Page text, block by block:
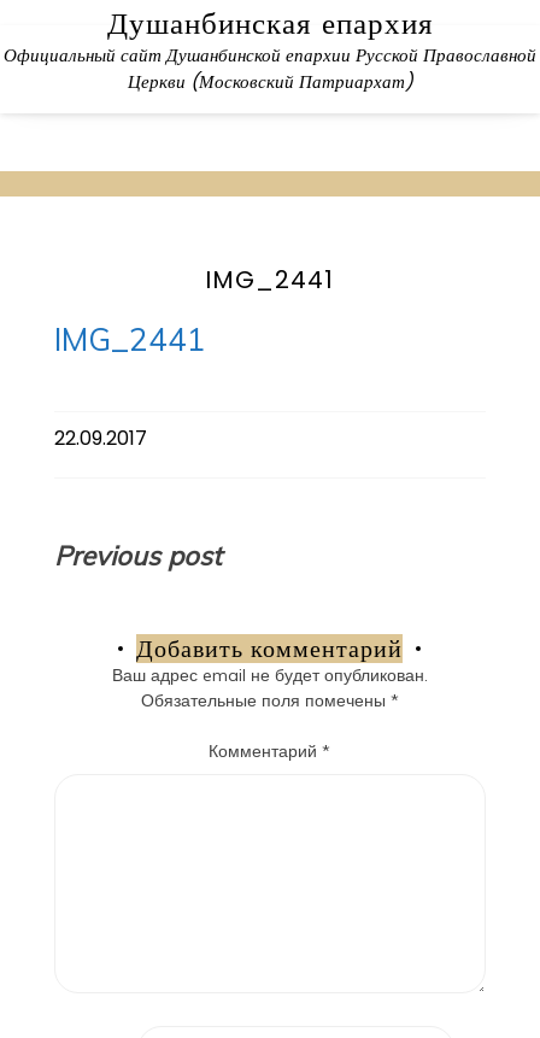
content
Душанбинская епархия
Официальный сайт Душанбинской епархии Русской Православной
Церкви (Московский Патриархат)
IMG_2441
IMG_2441
22.09.2017
Навигация
записям
Previous post
Добавить комментарий
Ваш адрес email не будет опубликован.
Обязательные поля помечены *
Комментарий*